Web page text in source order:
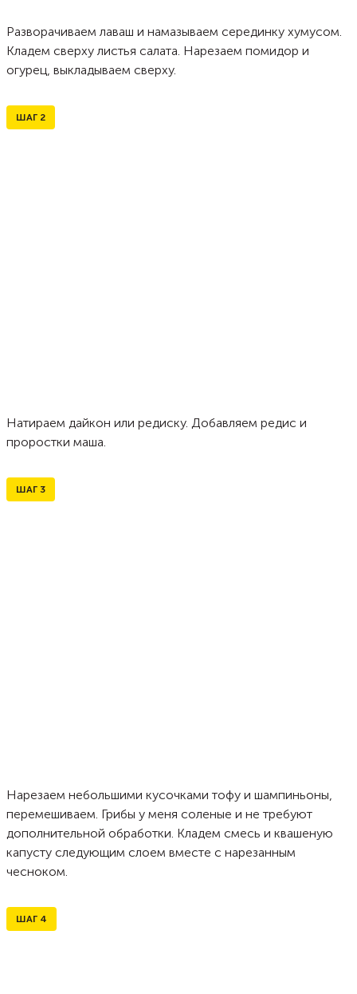
Разворачиваем лаваш и намазываем серединку хумусом.
Кладем сверху листья салата. Нарезаем помидор и
огурец, выкладываем сверху.
ШАГ 2
Натираем дайкон или редиску. Добавляем редис и
проростки маша.
ШАГ 3
Нарезаем небольшими кусочками тофу и шампиньоны,
перемешиваем. Грибы у меня соленые и не требуют
дополнительной обработки. Кладем смесь и квашеную
капусту следующим слоем вместе с нарезанным
чесноком.
ШАГ 4